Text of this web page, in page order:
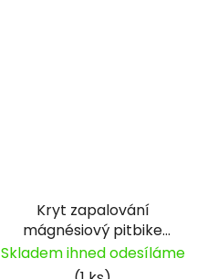
Kryt zapalování
mágnésiový pitbike
YCF
Skladem ihned odesíláme